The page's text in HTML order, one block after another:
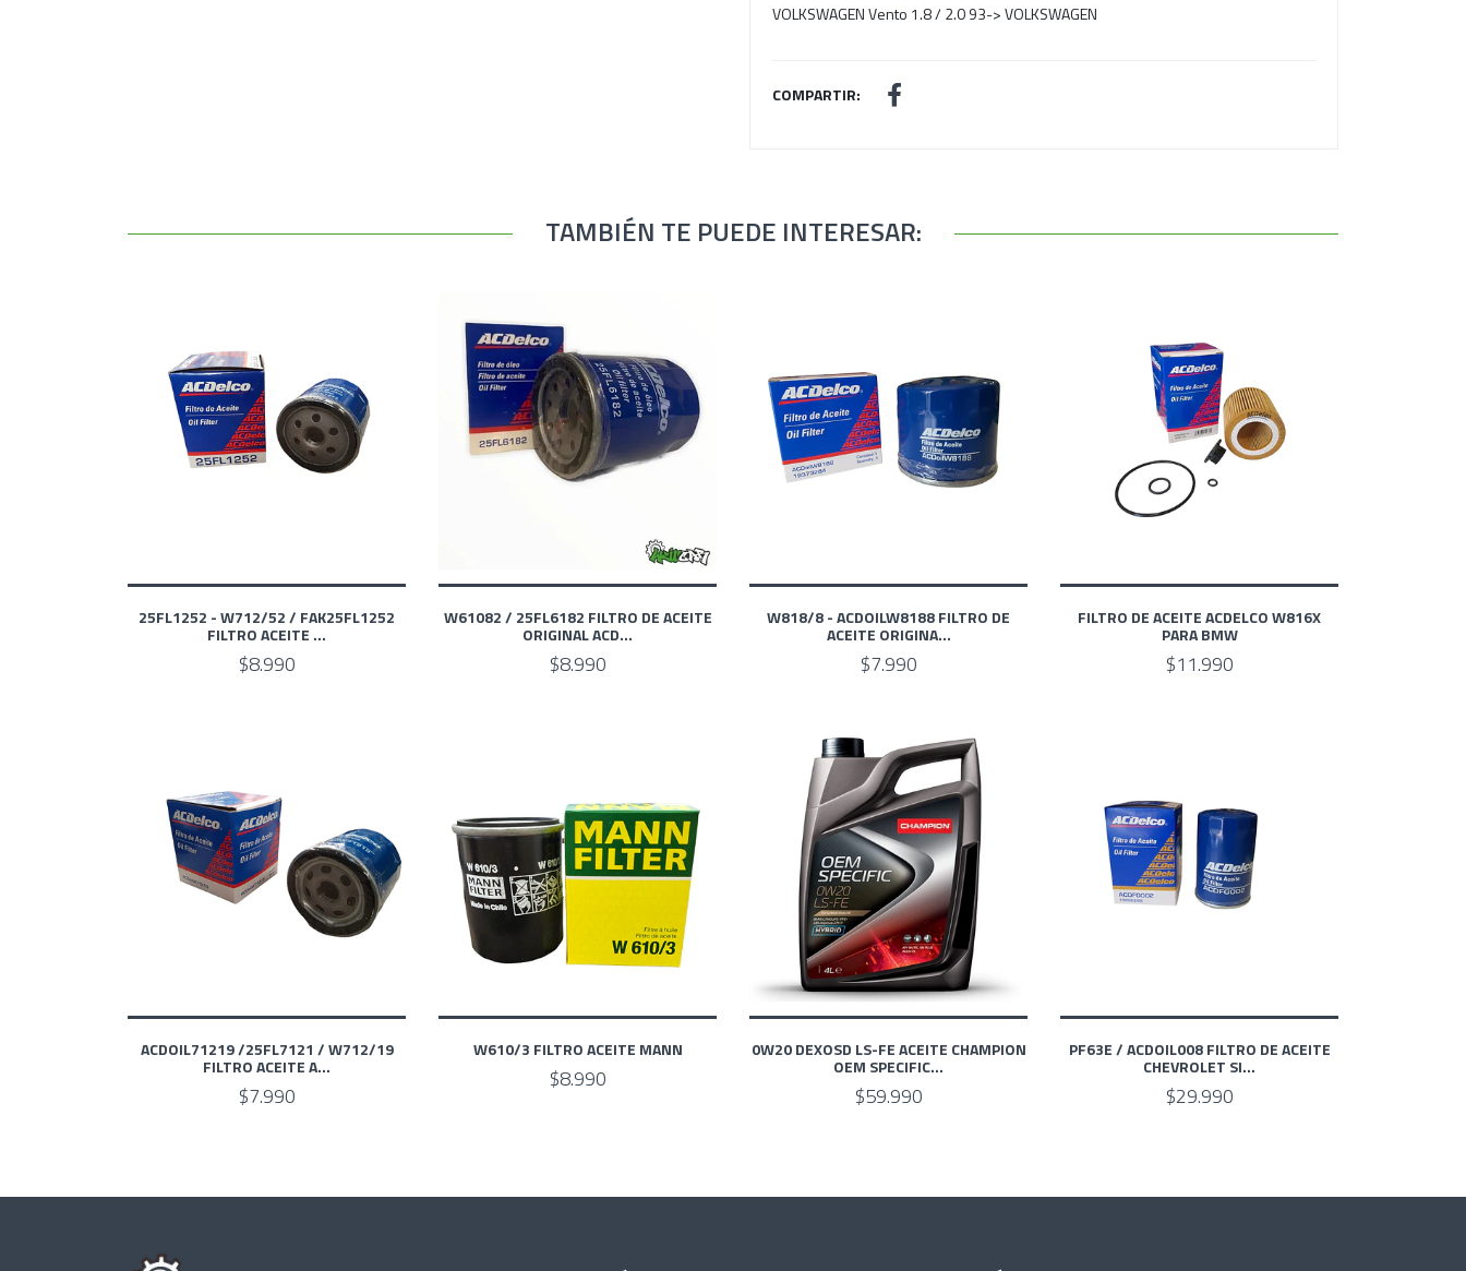
VOLKSWAGEN Vento 1.8 / 2.0 93-> VOLKSWAGEN
COMPARTIR:
TAMBIÉN TE PUEDE INTERESAR:
25FL1252 - W712/52 / FAK25FL1252
FILTRO ACEITE ...
$8.990
W61082 / 25FL6182 FILTRO DE ACEITE
ORIGINAL ACD...
$8.990
W818/8 - ACDOILW8188 FILTRO DE
ACEITE ORIGINA...
$7.990
FILTRO DE ACEITE ACDELCO W816X
PARA BMW
$11.990
ACDOIL71219 /25FL7121 / W712/19
FILTRO ACEITE A...
$7.990
W610/3 FILTRO ACEITE MANN
$8.990
0W20 DEXOSD LS-FE ACEITE CHAMPION
OEM SPECIFIC...
$59.990
PF63E / ACDOIL008 FILTRO DE ACEITE
CHEVROLET SI...
$29.990